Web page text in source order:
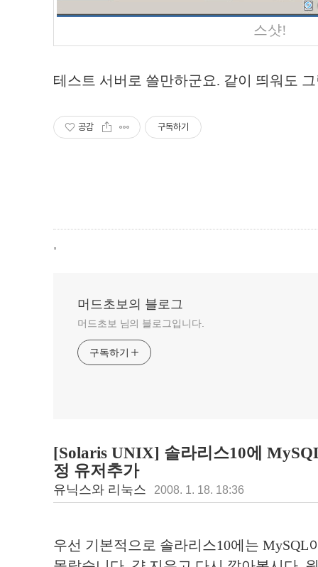
스샷!
테스트 서버로 쓸만하군요. 같이 띄워도
공감 구독하기
,
머드초보의 블로그
머드초보 님의 블로그입니다.
구독하기
[Solaris UNIX] 솔라리스10에
정 유저추가
유닉스와 리눅스 2008. 1. 18. 18:36
우선 기본적으로 솔라리스10에는 MySQL